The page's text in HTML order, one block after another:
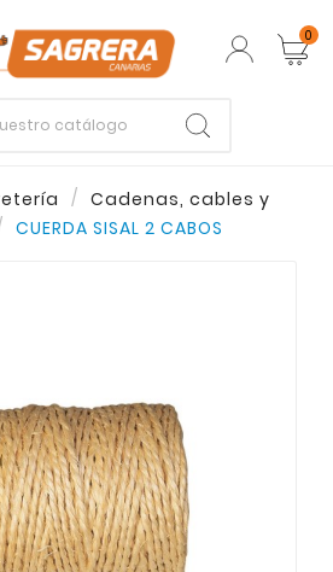
0
Cadenas, cables y
CUERDA SISAL 2 CABOS